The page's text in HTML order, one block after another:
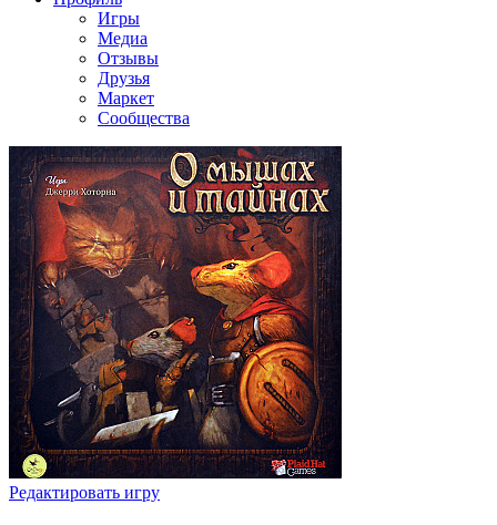
Игры
Медиа
Отзывы
Друзья
Маркет
Сообщества
Редактировать игру